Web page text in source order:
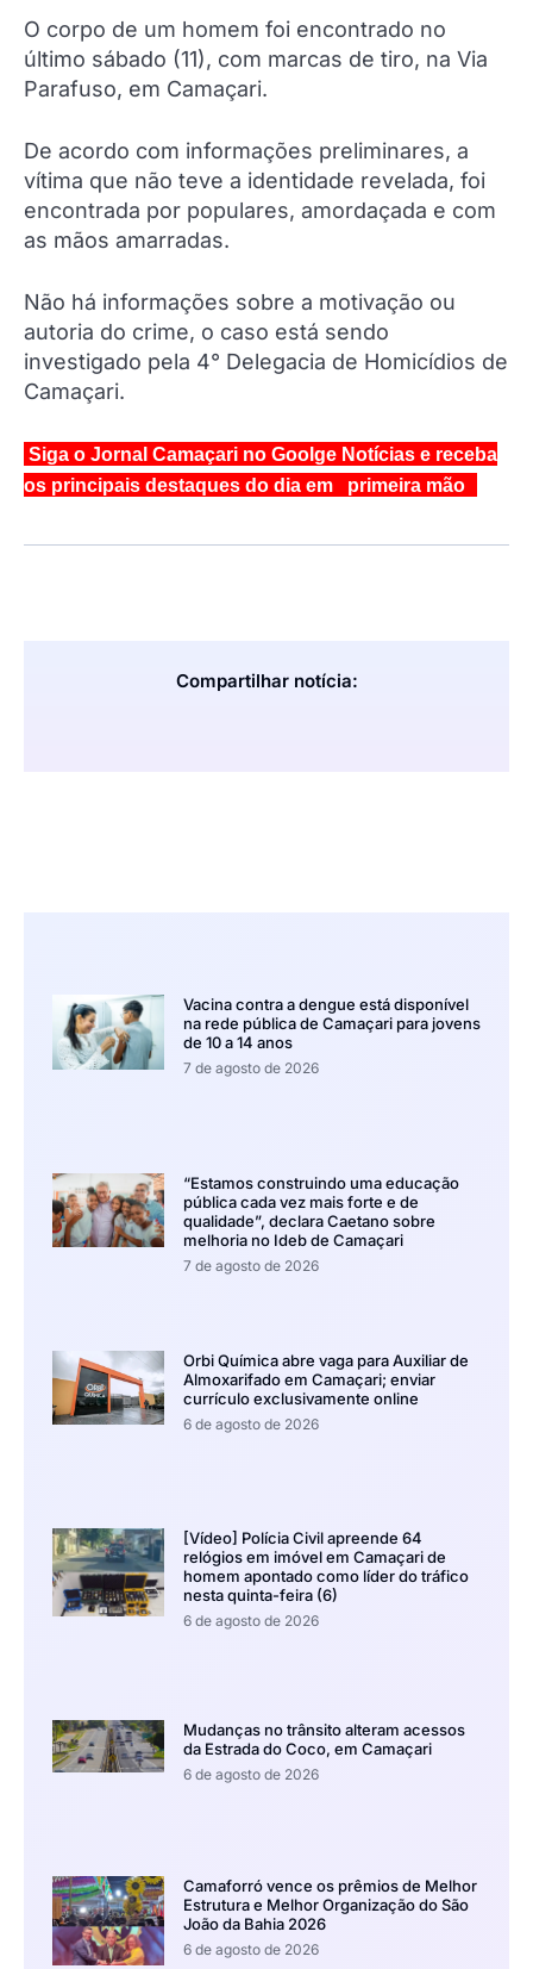
O corpo de um homem foi encontrado no
último sábado (11), com marcas de tiro, na Via
Parafuso, em Camaçari.
De acordo com informações preliminares, a
vítima que não teve a identidade revelada, foi
encontrada por populares, amordaçada e com
as mãos amarradas.
Não há informações sobre a motivação ou
autoria do crime, o caso está sendo
investigado pela 4° Delegacia de Homicídios de
Camaçari.
Siga o Jornal Camaçari no Goolge Notícias e receba
os principais destaques do dia em primeira mão
Compartilhar notícia:
Vacina contra a dengue está disponível
na rede pública de Camaçari para jovens
de 10 a 14 anos
7 de agosto de 2026
“Estamos construindo uma educação
pública cada vez mais forte e de
qualidade”, declara Caetano sobre
melhoria no Ideb de Camaçari
7 de agosto de 2026
Orbi Química abre vaga para Auxiliar de
Almoxarifado em Camaçari; enviar
currículo exclusivamente online
6 de agosto de 2026
[Vídeo] Polícia Civil apreende 64
relógios em imóvel em Camaçari de
homem apontado como líder do tráfico
nesta quinta-feira (6)
6 de agosto de 2026
Mudanças no trânsito alteram acessos
da Estrada do Coco, em Camaçari
6 de agosto de 2026
Camaforró vence os prêmios de Melhor
Estrutura e Melhor Organização do São
João da Bahia 2026
6 de agosto de 2026